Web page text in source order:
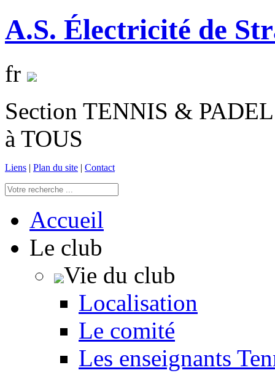
A.S. Électricité de
fr
Section TENNIS &
à TOUS
Liens | Plan du site | Contact
Accueil
Le club
Vie du club
Localisation
Le comité
Les enseignants